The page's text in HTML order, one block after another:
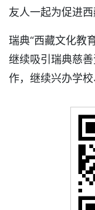
友人一起为促进西
瑞典“西藏文化教
继续吸引瑞典慈
作，继续兴办学校